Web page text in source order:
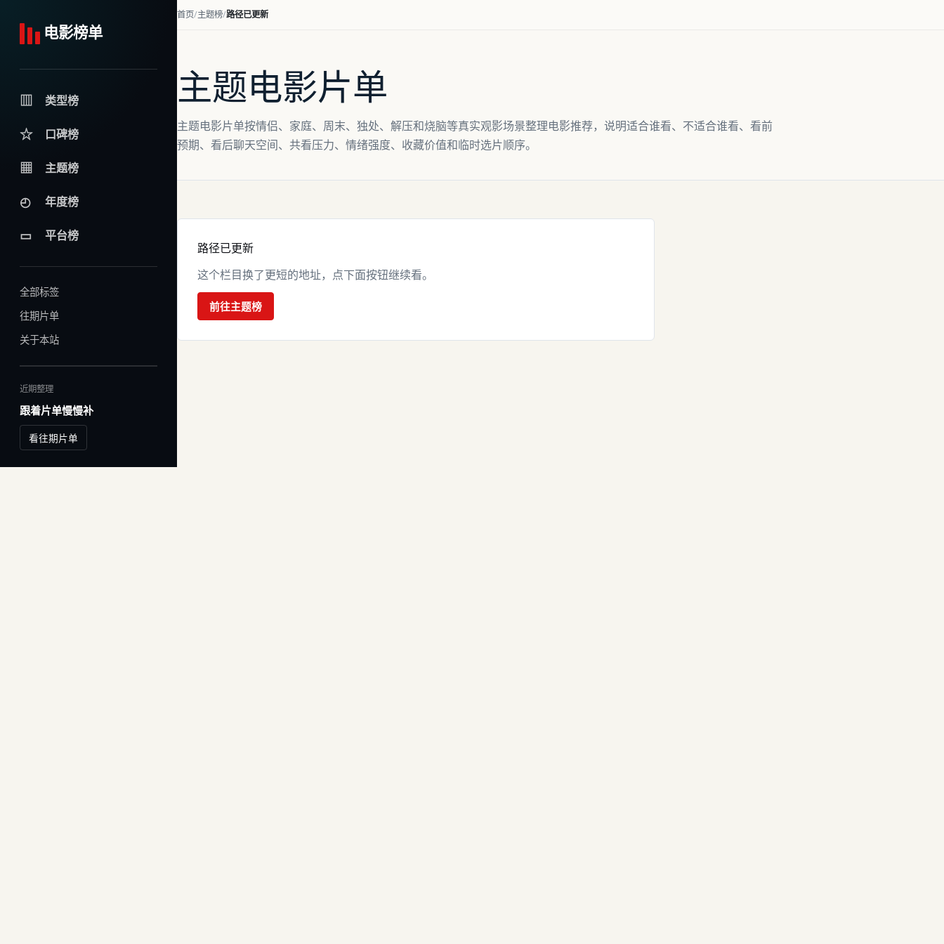
电影榜单
▥ 类型榜
☆ 口碑榜
▦ 主题榜
◴ 年度榜
▭ 平台榜
全部标签
往期片单
关于本站
近期整理
跟着片单慢慢补
看往期片单
首页 主题榜 路径已更新
主题电影片单
主题电影片单按情侣、家庭、周末、独处、解压和烧脑等真实观影场景整理电影推荐，说明适合谁看、不适合谁看、看前
预期、看后聊天空间、共看压力、情绪强度、收藏价值和临时选片顺序。
路径已更新
这个栏目换了更短的地址，点下面按钮继续看。
前往主题榜